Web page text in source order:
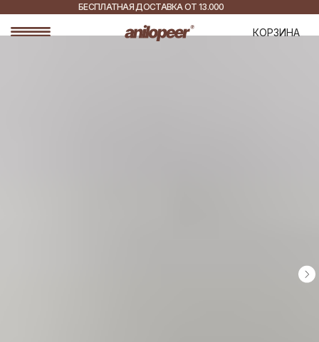
БЕСПЛАТНАЯ ДОСТАВКА ОТ 13.000
ДОСТАВКА ПО ВСЕЙ
РОССИИ